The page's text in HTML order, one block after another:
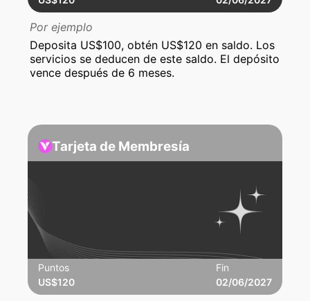
Por ejemplo
Deposita US$100, obtén US$120 en saldo. Los
servicios se deducen de este saldo. El depósito
vence después de 6 meses.
Tarjeta de Membresía
Puntos
US$120
Fin
02/06/2027